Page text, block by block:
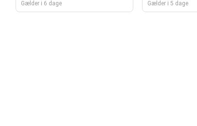
Gælder i 6 dage Gælder i 5 dage